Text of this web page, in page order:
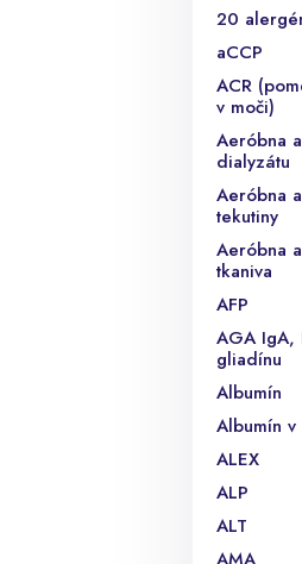
20
aCCP
ACR
v moči)
Aeróbna
dialyzátu
Aeróbna
tekutiny
Aeróbna
tkaniva
AFP
AGA
gliadínu
Albumín
Albumín
ALEX
ALP
ALT